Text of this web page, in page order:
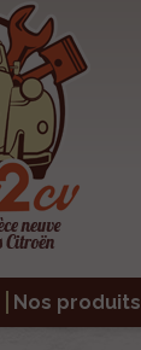
Nos produits